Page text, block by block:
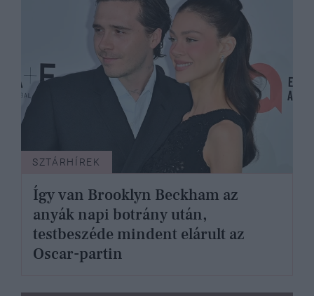
SZTÁRHÍREK
Így van Brooklyn Beckham az
anyák napi botrány után,
testbeszéde mindent elárult az
Oscar-partin